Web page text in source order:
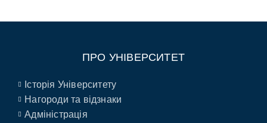
ПРО УНІВЕРСИТЕТ
Історія Університету
Нагороди та відзнаки
Адміністрація